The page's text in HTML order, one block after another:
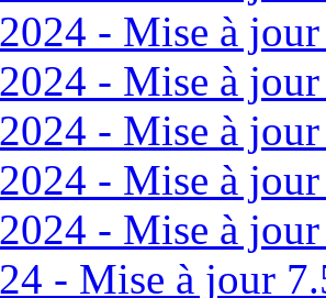
- Mise à
- Mise à
- Mise à
- Mise à
- Mise à
- Mise à jour